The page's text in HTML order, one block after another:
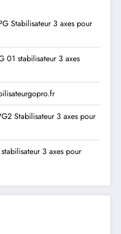
Stabilisateur 3 axes pour
01 stabilisateur 3 axes
Stabilisateur 3 axes pour
3 axes pour